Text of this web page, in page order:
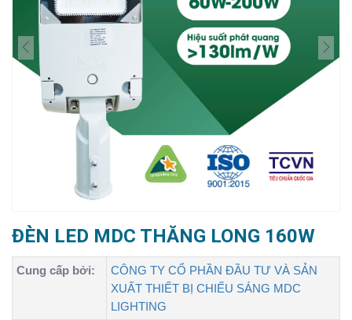
ĐÈN LED MDC THĂNG LONG 160W
Cung cấp bởi:
CÔNG TY CỔ PHẦN ĐẦU TƯ VÀ SẢN
XUẤT THIẾT BỊ CHIẾU SÁNG MDC
LIGHTING